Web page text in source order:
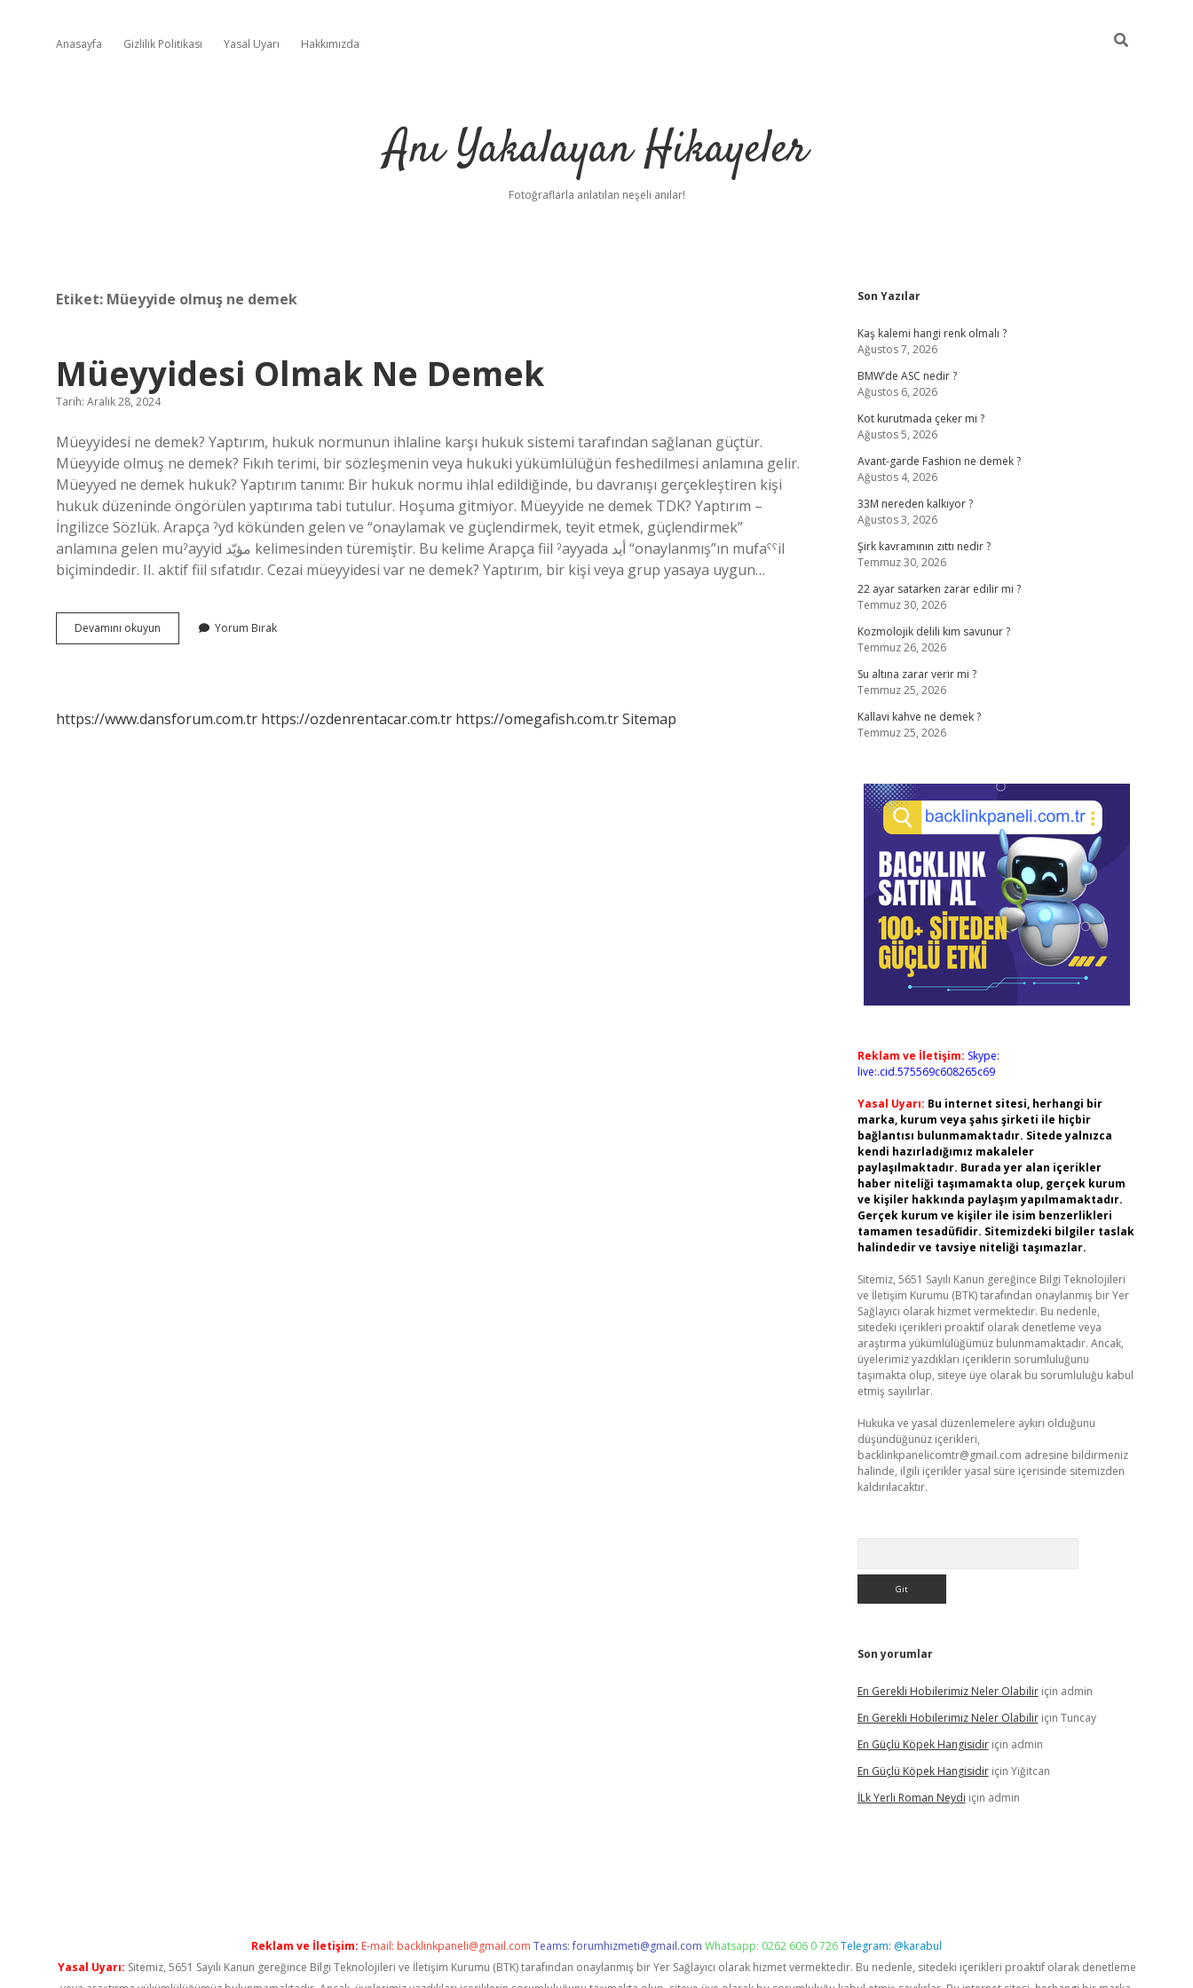
Anasayfa Gizlilik Politikası Yasal Uyarı Hakkımızda
Anı Yakalayan Hikayeler
Fotoğraflarla anlatılan neşeli anılar!
Etiket: Müeyyide olmuş ne demek
Müeyyidesi Olmak Ne Demek
Tarih: Aralık 28, 2024
Müeyyidesi ne demek? Yaptırım, hukuk normunun ihlaline karşı hukuk sistemi tarafından sağlanan güçtür.
Müeyyide olmuş ne demek? Fıkıh terimi, bir sözleşmenin veya hukuki yükümlülüğün feshedilmesi anlamına gelir.
Müeyyed ne demek hukuk? Yaptırım tanımı: Bir hukuk normu ihlal edildiğinde, bu davranışı gerçekleştiren kişi
hukuk düzeninde öngörülen yaptırıma tabi tutulur. Hoşuma gitmiyor. Müeyyide ne demek TDK? Yaptırım –
İngilizce Sözlük. Arapça ˀyd kökünden gelen ve “onaylamak ve güçlendirmek, teyit etmek, güçlendirmek”
anlamına gelen muˀayyid مؤيّد kelimesinden türemiştir. Bu kelime Arapça fiil ˀayyada أيد “onaylanmış”ın mufaˁˁil
biçimindedir. II. aktif fiil sıfatıdır. Cezai müeyyidesi var ne demek? Yaptırım, bir kişi veya grup yasaya uygun…
Devamını okuyun Müeyyidesi
Olmak
Yorum Bırak
https://www.dansforum.com.tr https://ozdenrentacar.com.tr https://omegafish.com.trSitemap
Sidebar
Son Yazılar
Kaş kalemi hangi renk olmalı ?
Ağustos 7, 2026
BMW’de ASC nedir ?
Ağustos 6, 2026
Kot kurutmada çeker mi ?
Ağustos 5, 2026
Avant-garde Fashion ne demek ?
Ağustos 4, 2026
33M nereden kalkıyor ?
Ağustos 3, 2026
Şirk kavramının zıttı nedir ?
Temmuz 30, 2026
22 ayar satarken zarar edilir mi ?
Temmuz 30, 2026
Kozmolojik delili kim savunur ?
Temmuz 26, 2026
Su altına zarar verir mi ?
Temmuz 25, 2026
Kallavi kahve ne demek ?
Temmuz 25, 2026
Reklam ve İletişim: Skype:
live:.cid.575569c608265c69
Yasal Uyarı: Bu internet sitesi, herhangi bir
marka, kurum veya şahıs şirketi ile hiçbir
bağlantısı bulunmamaktadır. Sitede yalnızca
kendi hazırladığımız makaleler
paylaşılmaktadır. Burada yer alan içerikler
haber niteliği taşımamakta olup, gerçek kurum
ve kişiler hakkında paylaşım yapılmamaktadır.
Gerçek kurum ve kişiler ile isim benzerlikleri
tamamen tesadüfidir. Sitemizdeki bilgiler taslak
halindedir ve tavsiye niteliği taşımazlar.
Sitemiz, 5651 Sayılı Kanun gereğince Bilgi Teknolojileri
ve İletişim Kurumu (BTK) tarafından onaylanmış bir Yer
Sağlayıcı olarak hizmet vermektedir. Bu nedenle,
sitedeki içerikleri proaktif olarak denetleme veya
araştırma yükümlülüğümüz bulunmamaktadır. Ancak,
üyelerimiz yazdıkları içeriklerin sorumluluğunu
taşımakta olup, siteye üye olarak bu sorumluluğu kabul
etmiş sayılırlar.
Hukuka ve yasal düzenlemelere aykırı olduğunu
düşündüğünüz içerikleri,
backlinkpanelicomtr@gmail.com adresine bildirmeniz
halinde, ilgili içerikler yasal süre içerisinde sitemizden
kaldırılacaktır.
Son yorumlar
En Gerekli Hobilerimiz Neler Olabiliriçin admin
En Gerekli Hobilerimiz Neler Olabiliriçin Tuncay
En Güçlü Köpek Hangisidiriçin admin
En Güçlü Köpek Hangisidiriçin Yiğitcan
İLk Yerli Roman Neydi için admin
Reklam ve İletişim: E-mail: backlinkpaneli@gmail.com Teams:forumhizmeti@gmail.com Whatsapp: 0262 606 0 726Telegram: @karabul
Yasal Uyarı: Sitemiz, 5651 Sayılı Kanun gereğince Bilgi Teknolojileri ve İletişim Kurumu (BTK) tarafından onaylanmış bir Yer Sağlayıcı olarak hizmet vermektedir. Bu nedenle, sitedeki içerikleri proaktif olarak denetleme